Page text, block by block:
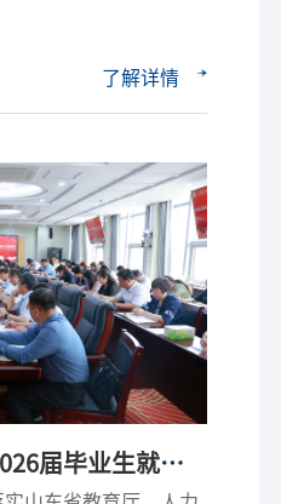
了解详情
届毕业生就业